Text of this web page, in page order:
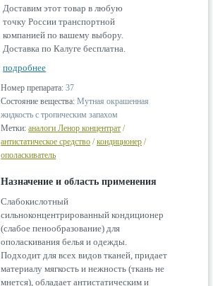
Доставим этот товар в любую
точку России транспортной
компанией по вашему выбору.
Доставка по Калуге бесплатна.
подробнее
Номер препарата: 37
Состояние вещества: Мутная окрашенная
жидкость с тропическим запахом
Метки: аналоги Ленор концентрат /
антистатическое средство /кондиционер /
ополаскиватель
Назначение и область применения
Слабокислотный
сильноконцентрированный кондиционер
(слабое пенообразование) для
ополаскивания белья и одежды.
Подходит для всех видов тканей, придает
материалу мягкость и нежность (ткань не
мнется), обладает антистатическим и